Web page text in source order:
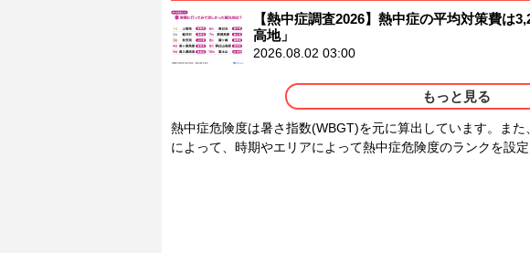
【熱中症調査2026】熱中症の平均対策費は
高地」
2026.08.02 03:00
もっと見る
熱中症危険度は暑さ指数(WBGT)を元に算出しています。ま
によって、時期やエリアによって熱中症危険度のランクを設定